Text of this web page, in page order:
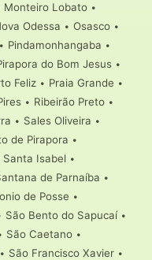
Monteiro Lobato •
Odessa • Osasco•
• Pindamonhangaba •
do Bom Jesus •
Feliz• Praia Grande •
• Ribeirão Preto•
• Sales Oliveira •
de Pirapora •
Santa Isabel •
de Parnaíba •
de Posse •
São Bento do Sapucaí•
São Caetano •
• São Francisco Xavier •